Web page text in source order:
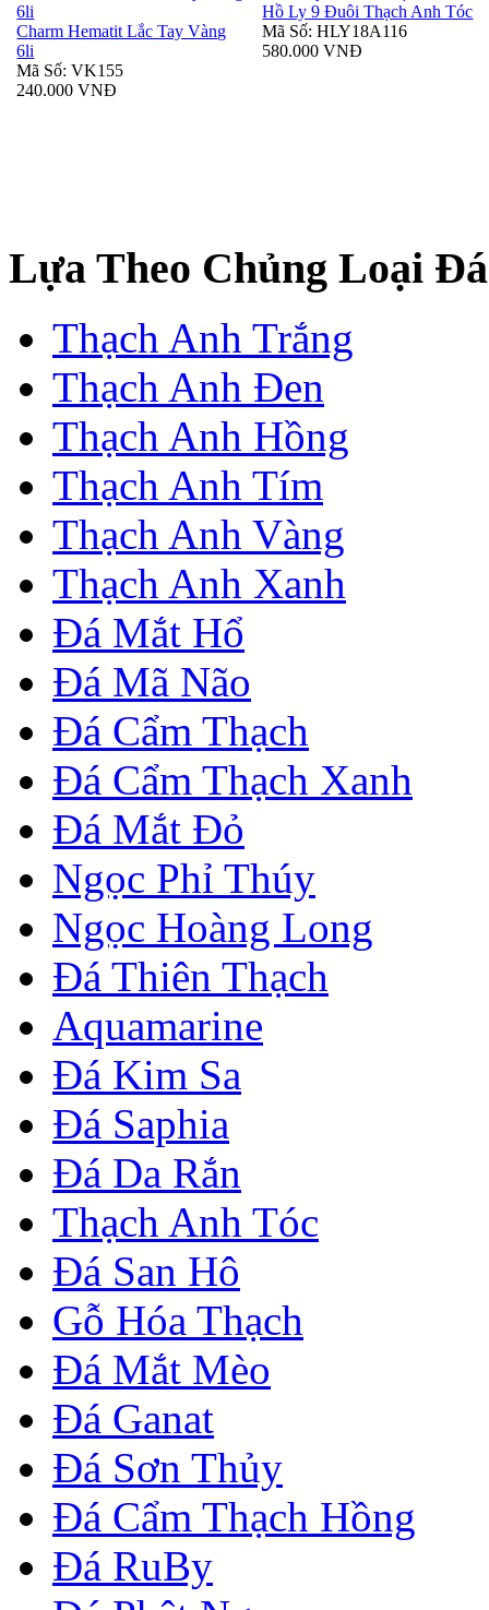
Charm Hematit Lắc Tay Vàng
6li
Mã Số: VK155
240.000 VNĐ
Hồ Ly 9 Đuôi Thạch Anh Tóc
Mã Số: HLY18A116
580.000 VNĐ
Lựa Theo Chủng Loại Đá
Thạch Anh Trắng
Thạch Anh Đen
Thạch Anh Hồng
Thạch Anh Tím
Thạch Anh Vàng
Thạch Anh Xanh
Đá Mắt Hổ
Đá Mã Não
Đá Cẩm Thạch
Đá Cẩm Thạch Xanh
Đá Mắt Đỏ
Ngọc Phỉ Thúy
Ngọc Hoàng Long
Đá Thiên Thạch
Aquamarine
Đá Kim Sa
Đá Saphia
Đá Da Rắn
Thạch Anh Tóc
Đá San Hô
Gỗ Hóa Thạch
Đá Mắt Mèo
Đá Ganat
Đá Sơn Thủy
Đá Cẩm Thạch Hồng
Đá RuBy